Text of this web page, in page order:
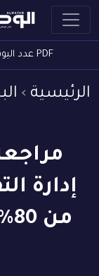
PDF عدد اليوم
الرئيسية
إدارة